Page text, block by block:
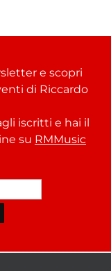
e scopri
di Riccardo
iscritti e hai il
su RMMusic